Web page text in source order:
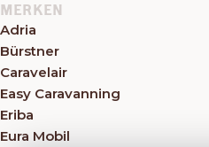
MERKEN
Adria
Bürstner
Caravelair
Easy Caravanning
Eriba
Eura Mobil